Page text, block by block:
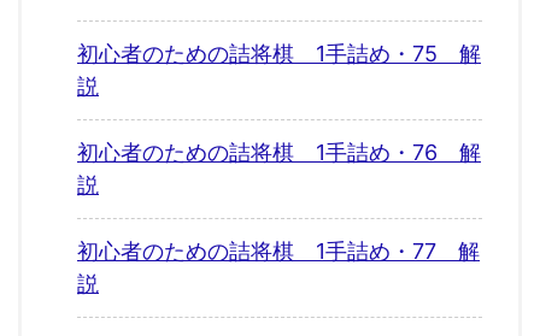
初心者のための詰将棋 1手詰め・75 解
説
初心者のための詰将棋 1手詰め・76 解
説
初心者のための詰将棋 1手詰め・77 解
説